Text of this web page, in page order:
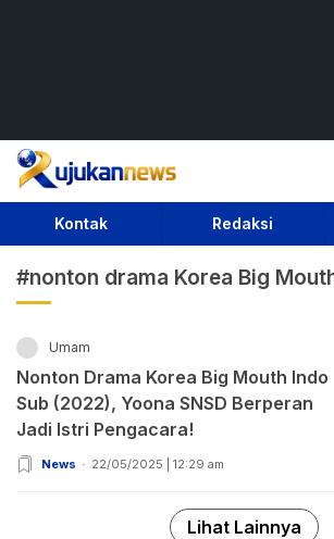
Rujukan News
Satu Rujukan Sejuta Informasi
Kontak Redaksi
#nonton drama Korea Big
Umam
Nonton Drama Korea Big Mouth Indo
Sub (2022), Yoona SNSD Berperan
Jadi Istri Pengacara!
News 22/05/2025 | 12:29 am
Lihat Lainnya